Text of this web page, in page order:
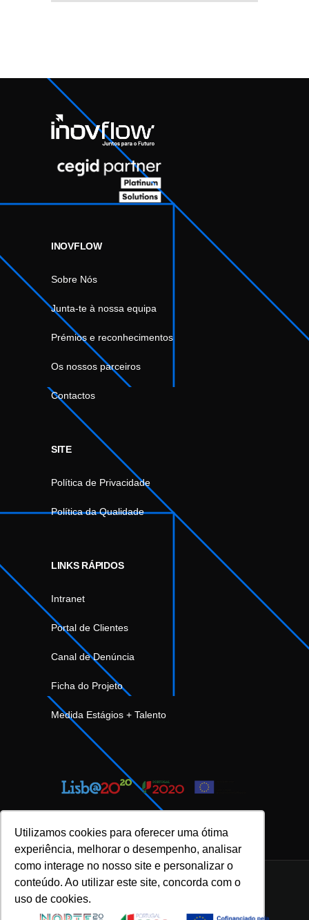
Utilizamos cookies para oferecer uma ótima
experiência, melhorar o desempenho, analisar
como interage no nosso site e personalizar o
conteúdo. Ao utilizar este site, concorda com o
uso de cookies.
INOVFLOW
Sobre Nós
Junta-te à nossa equipa
Prémios e reconhecimentos
Os nossos parceiros
Contactos
SITE
Política de Privacidade
Política da Qualidade
LINKS RÁPIDOS
Intranet
Portal de Clientes
Canal de Denúncia
Ficha do Projeto
Medida Estágios + Talento
INOVFLOW Business Solutions © 2023 |